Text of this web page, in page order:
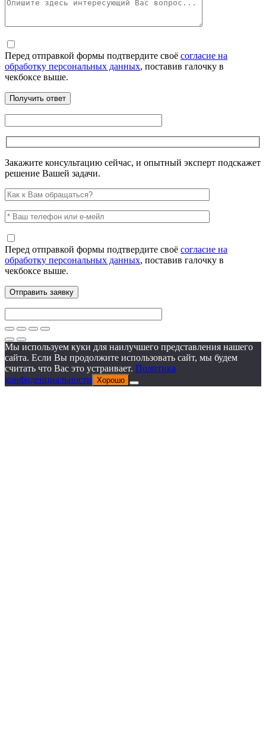
Перед отправкой формы подтвердите своё согласие на
обработку персональных данных, поставив галочку в
чекбоксе выше.
Закажите консультацию сейчас, и опытный эксперт подскажет
решение Вашей задачи.
Перед отправкой формы подтвердите своё согласие на
обработку персональных данных, поставив галочку в
чекбоксе выше.
Мы используем куки для наилучшего представления нашего
сайта. Если Вы продолжите использовать сайт, мы будем
считать что Вас это устраивает. Политика
конфиденциальности Хорошо